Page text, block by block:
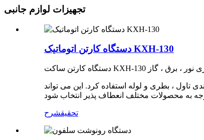
تجهیزات لوازم جانبی
دستگاه کارتن اتوماتیک KXH-130
تاول ، بطری و لوله استفاده کرد. این می تواند
تحقیقشرح